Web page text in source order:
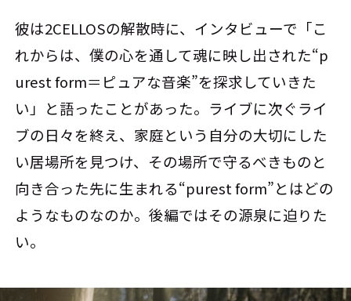
彼は2CELLOSの解散時に、インタビューで「こ
れからは、僕の心を通して魂に映し出された“p
urest form＝ピュアな音楽”を探求していきた
い」と語ったことがあった。ライブに次ぐライ
ブの日々を終え、家庭という自分の大切にした
い居場所を見つけ、その場所で守るべきものと
向き合った先に生まれる“purest form”とはどの
ようなものなのか。後編ではその源泉に迫りた
い。